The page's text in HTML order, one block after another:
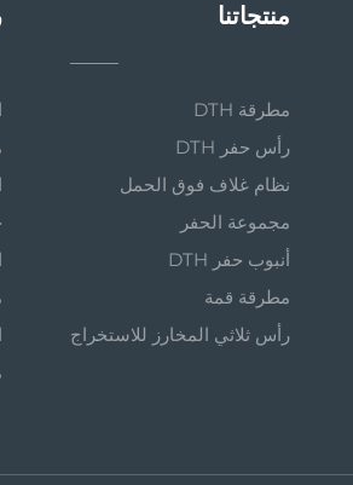
منتجاتنا
مطرقة DTH
رأس حفر DTH
نظام غلاف فوق الحمل
مجموعة الحفر
أنبوب حفر DTH
مطرقة قمة
رأس ثلاثي المخارز للاستخراج